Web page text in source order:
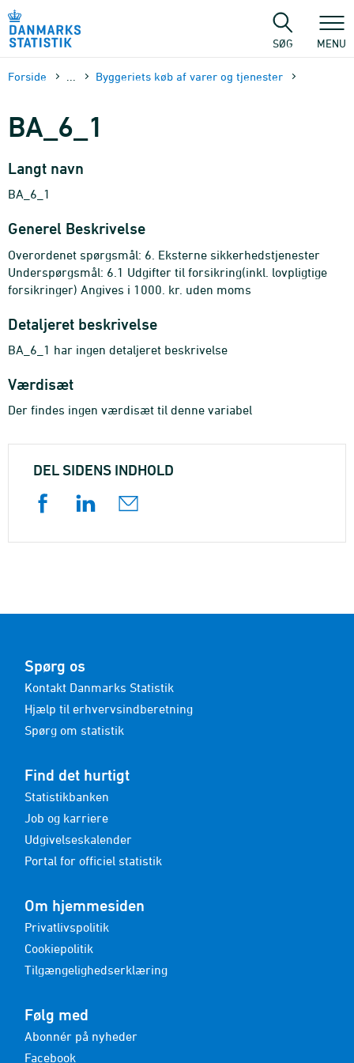
sidens
SØG MENU
Forside Byggeriets køb af varer og tjenester
BA_6_1
Langt navn
BA_6_1
Generel Beskrivelse
Overordenet spørgsmål: 6. Eksterne sikkerhedstjenester
Underspørgsmål: 6.1 Udgifter til forsikring(inkl. lovpligtige
forsikringer) Angives i 1000. kr. uden moms
Detaljeret beskrivelse
BA_6_1 har ingen detaljeret beskrivelse
Værdisæt
Der findes ingen værdisæt til denne variabel
DEL SIDENS INDHOLD
Spørg os
Kontakt Danmarks Statistik
Hjælp til erhvervsindberetning
Spørg om statistik
Find det hurtigt
Statistikbanken
Job og karriere
Udgivelseskalender
Portal for officiel statistik
Om hjemmesiden
Privatlivspolitik
Cookiepolitik
Tilgængelighedserklæring
Følg med
Abonnér på nyheder
Facebook